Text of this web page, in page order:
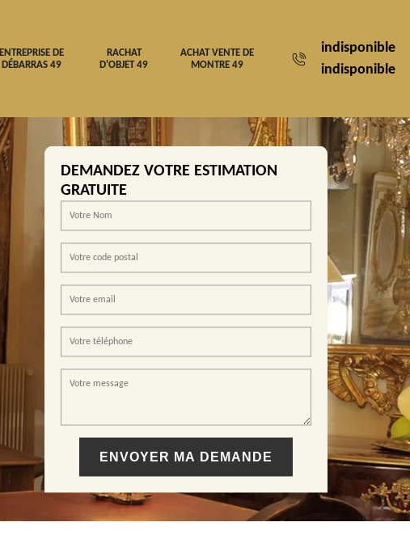
ENTREPRISE DE
DÉBARRAS 49
RACHAT
D'OBJET 49
ACHAT VENTE DE
MONTRE 49
indisponible
indisponible
DEMANDEZ VOTRE ESTIMATION
GRATUITE